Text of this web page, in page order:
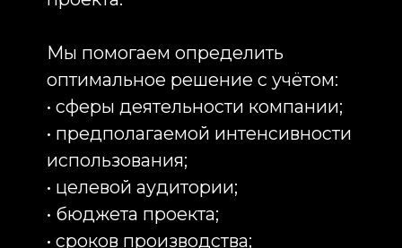
тиражах и персонализации
вышивка логотипа —
подчёркивает статус бренда и
особенно востребована для
премиального сегмента;
переносить сложные
изображения и сохранять
детализацию;
цифровая печать — подходит для
полноцветных макетов и
небольших партий.